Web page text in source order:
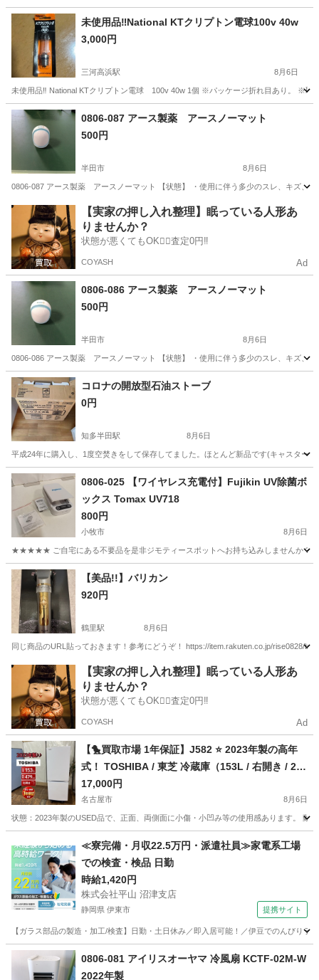
未使用品‼️National KTクリプトン電球100v 40w
3,000円
三河高浜駅 8月6日
未使用品‼️ National KTクリプトン電球 100v 40w 1個 ※パッケージ折れ目あり。 ※取
愛知 高浜市 生活家電
0806-087 アース製薬 アースノーマット
500円
半田市 8月6日
0806-087 アース製薬 アースノーマット 【状態】 ・使用に伴う多少のスレ、キズ、
愛知 半田市 生活家電 アース製薬
【実家の押し入れ整理】眠っている人形あ
りませんか？
状態が悪くてもOK🙆‍♀️査定0円‼️
COYASH Ad
0806-086 アース製薬 アースノーマット
500円
半田市 8月6日
0806-086 アース製薬 アースノーマット 【状態】 ・使用に伴う多少のスレ、キズ、
愛知 半田市 生活家電 アース製薬
コロナの開放型石油ストーブ
0円
知多半田駅 8月6日
平成24年に購入し、1度空焚きをして保存してました。ほとんど新品です(キャスター
愛知 半田市 季節、空調家電 石油ストーブ
0806-025 【ワイヤレス充電付】Fujikin UV除菌ボ
ックス Tomax UV718
800円
小牧市 8月6日
★★★★★ ご自宅にある不要品を是非ジモティースポットへお持ち込みしませんか？
愛知 小牧市 生活家電 ワイヤレス充電
【美品!!】バリカン
920円
鶴里駅 8月6日
同じ商品のURL貼っておきます！参考にどうぞ！ https://item.rakuten.co.jp/rise0828/
愛知 名古屋市 鶴里駅 美容家電
【実家の押し入れ整理】眠っている人形あ
りませんか？
状態が悪くてもOK🙆‍♀️査定0円‼️
COYASH Ad
【🐤買取市場 1年保証】J582 ⭐ 2023年製の高年
式！ TOSHIBA / 東芝 冷蔵庫（153L / 右開き / 2ド
ア）GR-V15BS ⭐ 動作確認済 ⭐ クリーニング済
17,000円
名古屋市 8月6日
状態：2023年製のUSED品で、正面、両側面に小傷・小凹み等の使用感あります。
キッチン家電 ドア
≪寮完備・月収22.5万円・派遣社員≫家電系工場
での検査・検品 日勤
時給1,420円
株式会社平山 沼津支店
静岡県 伊東市 提携サイト
【ガラス部品の製造・加工/検査】日勤・土日休み／即入居可能！／伊豆でのんびり
静岡 伊東市
0806-081 アイリスオーヤマ 冷風扇 KCTF-02M-W
2022年製